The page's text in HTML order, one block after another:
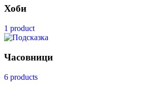
Хоби
1 product
Часовници
6 products